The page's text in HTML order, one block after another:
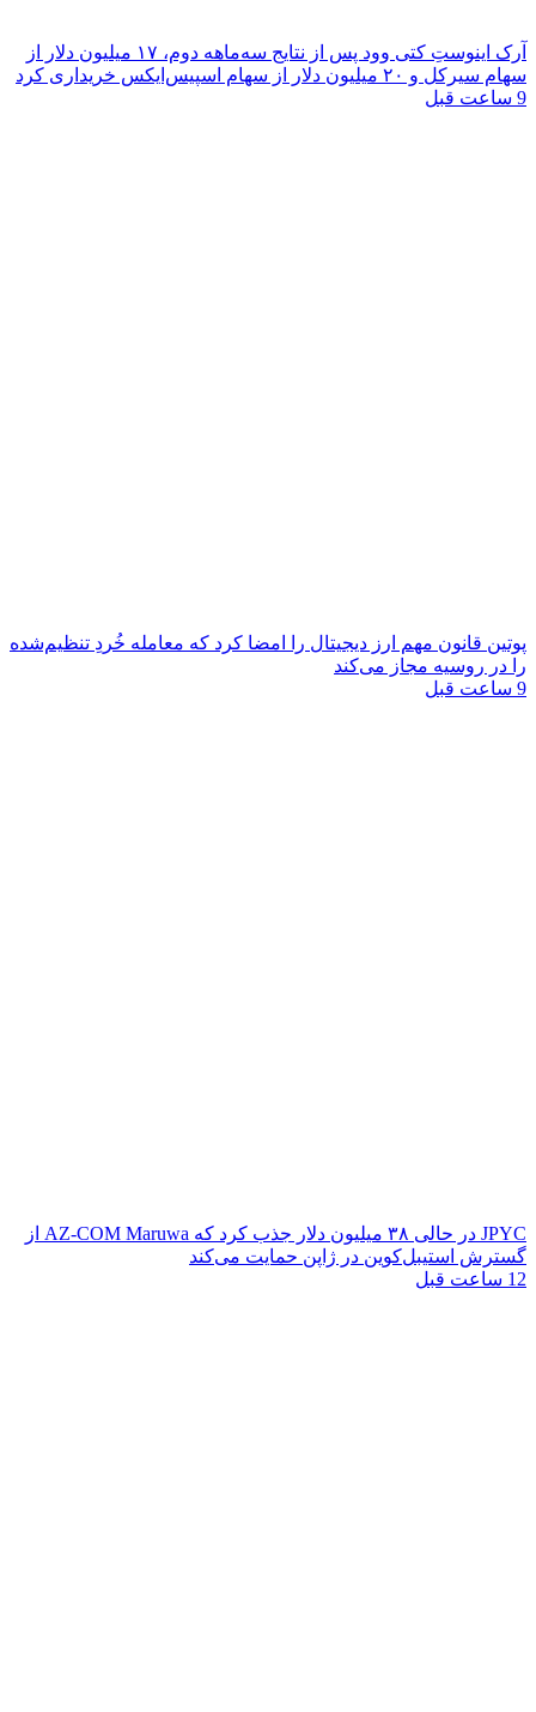
آرک اینوستِ کتی وود پس از نتایج سه‌ماهه دوم، ۱۷ میلیون دلار از
سهام سیرکل و ۲۰ میلیون دلار از سهام اسپیس‌ایکس خریداری کرد
9 ساعت قبل
پوتین قانون مهم ارز دیجیتال را امضا کرد که معامله خُردِ تنظیم‌شده
را در روسیه مجاز می‌کند
9 ساعت قبل
JPYC در حالی ۳۸ میلیون دلار جذب کرد که AZ-COM Maruwa از
گسترش استیبل‌کوین در ژاپن حمایت می‌کند
12 ساعت قبل